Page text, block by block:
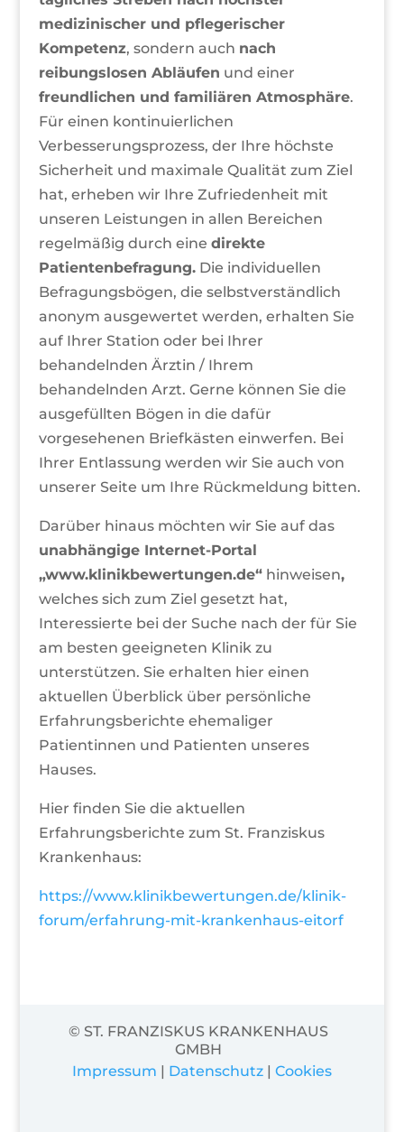
medizinischer und pflegerischer
Kompetenz, sondern auch nach
reibungslosen Abläufen und einer
freundlichen und familiären Atmosphäre.
Für einen kontinuierlichen
Verbesserungsprozess, der Ihre höchste
Sicherheit und maximale Qualität zum Ziel
hat, erheben wir Ihre Zufriedenheit mit
unseren Leistungen in allen Bereichen
regelmäßig durch eine direkte
Patientenbefragung.Die individuellen
Befragungsbögen, die selbstverständlich
anonym ausgewertet werden, erhalten Sie
auf Ihrer Station oder bei Ihrer
behandelnden Ärztin / Ihrem
behandelnden Arzt. Gerne können Sie die
ausgefüllten Bögen in die dafür
vorgesehenen Briefkästen einwerfen. Bei
Ihrer Entlassung werden wir Sie auch von
unserer Seite um Ihre Rückmeldung bitten.
Darüber hinaus möchten wir Sie auf das
unabhängige Internet-Portal
„www.klinikbewertungen.de“hinweisen,
welches sich zum Ziel gesetzt hat,
Interessierte bei der Suche nach der für Sie
am besten geeigneten Klinik zu
unterstützen. Sie erhalten hier einen
aktuellen Überblick über persönliche
Erfahrungsberichte ehemaliger
Patientinnen und Patienten unseres
Hauses.
Hier finden Sie die aktuellen
Erfahrungsberichte zum St. Franziskus
Krankenhaus:
https://www.klinikbewertungen.de/klinik-
forum/erfahrung-mit-krankenhaus-eitorf
© ST. FRANZISKUS KRANKENHAUS
GMBH
Impressum | Datenschutz | Cookies